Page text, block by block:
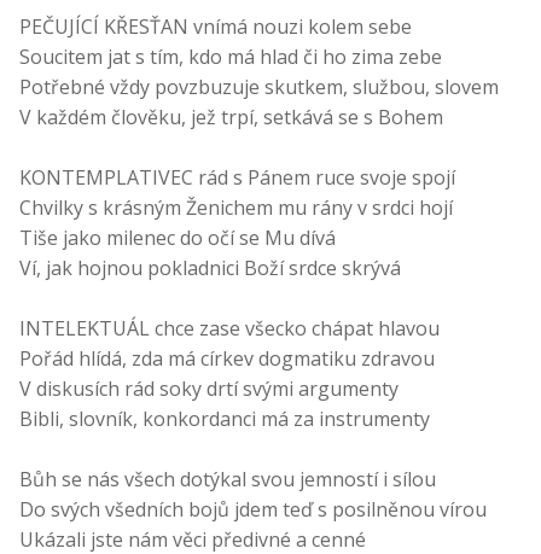
PEČUJÍCÍ KŘESŤAN vnímá nouzi kolem sebe
Soucitem jat s tím, kdo má hlad či ho zima zebe
Potřebné vždy povzbuzuje skutkem, službou, slovem
V každém člověku, jež trpí, setkává se s Bohem
KONTEMPLATIVEC rád s Pánem ruce svoje spojí
Chvilky s krásným Ženichem mu rány v srdci hojí
Tiše jako milenec do očí se Mu dívá
Ví, jak hojnou pokladnici Boží srdce skrývá
INTELEKTUÁL chce zase všecko chápat hlavou
Pořád hlídá, zda má církev dogmatiku zdravou
V diskusích rád soky drtí svými argumenty
Bibli, slovník, konkordanci má za instrumenty
Bůh se nás všech dotýkal svou jemností i sílou
Do svých všedních bojů jdem teď s posilněnou vírou
Ukázali jste nám věci předivné a cenné